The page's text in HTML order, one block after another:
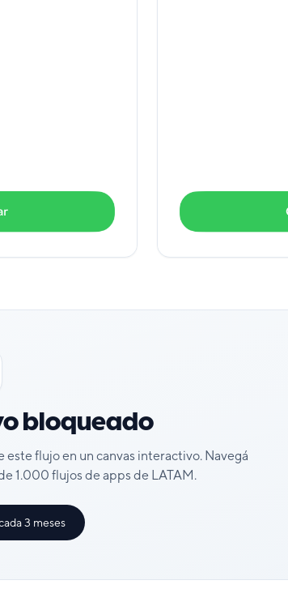
bloqueado
este flujo en un canvas interactivo. Navegá
1.000 flujos de apps de LATAM.
3 meses